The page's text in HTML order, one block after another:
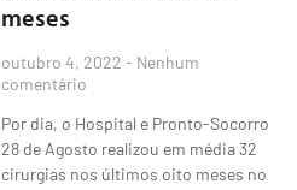
meses
outubro 4, 2022 Nenhum
comentário
Por dia, o Hospital e Pronto-Socorro
28 de Agosto realizou em média 32
cirurgias nos últimos oito meses no